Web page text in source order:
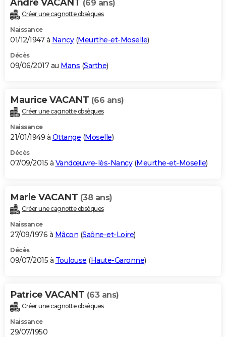
Andre VACANT (69 ans)
Créer une cagnotte obsèques
Naissance
01/12/1947 à Nancy(Meurthe-et-Moselle)
Décès
09/06/2017 au Mans (Sarthe)
Maurice VACANT (66 ans)
Créer une cagnotte obsèques
Naissance
21/01/1949 à Ottange (Moselle)
Décès
07/09/2015 à Vandœuvre-lès-Nancy(Meurthe-et-Moselle)
Marie VACANT (38 ans)
Créer une cagnotte obsèques
Naissance
27/09/1976 à Mâcon (Saône-et-Loire)
Décès
09/07/2015 à Toulouse (Haute-Garonne)
Patrice VACANT (63 ans)
Créer une cagnotte obsèques
Naissance
29/07/1950